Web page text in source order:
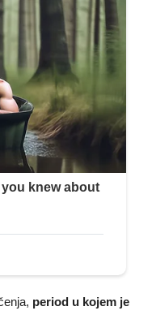
period u kojem je